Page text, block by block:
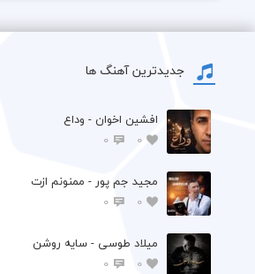
جدیدترین آهنگ ها
افشين اخوان - وداع
0
0
مجید جم پور - ممنونم ازت
0
0
میلاد طوسی - سایه روشن
0
0